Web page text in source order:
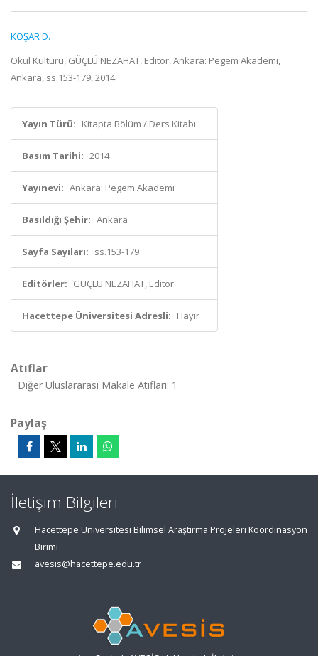
KOŞAR D.
Okul Kültürü, GÜÇLÜ NEZAHAT, Editör, Ankara: Pegem Akademi,
Ankara, ss.153-179, 2014
Yayın Türü: Kitapta Bölüm / Ders Kitabı
Basım Tarihi: 2014
Yayınevi: Ankara: Pegem Akademi
Basıldığı Şehir: Ankara
Sayfa Sayıları: ss.153-179
Editörler: GÜÇLÜ NEZAHAT, Editör
Hacettepe Üniversitesi Adresli: Hayır
Atıflar
Diğer Uluslararası Makale Atıfları: 1
Paylaş
İletişim Bilgileri
Hacettepe Üniversitesi Bilimsel Araştırma Projeleri Koordinasyon
Birimi
avesis@hacettepe.edu.tr